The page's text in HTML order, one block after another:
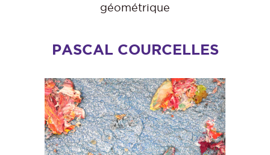
géométrique
PASCAL COURCELLES